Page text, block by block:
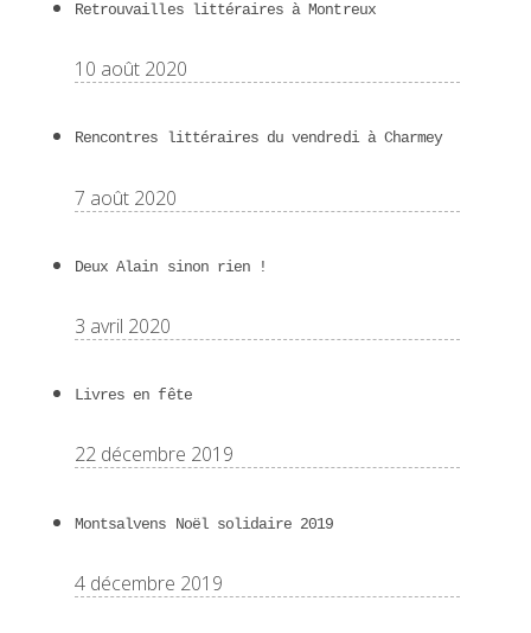
Retrouvailles littéraires à Montreux
10 août 2020
Rencontres littéraires du vendredi à Charmey
7 août 2020
Deux Alain sinon rien !
3 avril 2020
Livres en fête
22 décembre 2019
Montsalvens Noël solidaire 2019
4 décembre 2019